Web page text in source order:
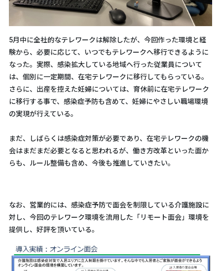
5月中に全社的なテレワークは解除したが、今回作った環境と経
験から、必要に応じて、いつでもテレワークへ移行できるように
なった。実際、感染拡大している地域へ行った従業員について
は、個別に一定期間、在宅テレワークに移行してもらっている。
さらに、出産を控えた妊婦については、育休前に在宅テレワーク
に移行する事で、感染症予防も含めて、妊婦にやさしい職場環境
の実現が行えている。
まだ、しばらくは感染症対策が必要であり、在宅テレワークの機
会はまだまだ必要となると思われるが、働き方改革といった面か
らも、ルール整備も含め、今後も推進していきたい。
なお、営業的には、感染症予防で面会を制限している介護施設に
対し、今回のテレワーク環境を流用した「リモート面会」環境を
提供し、好評を頂いている。